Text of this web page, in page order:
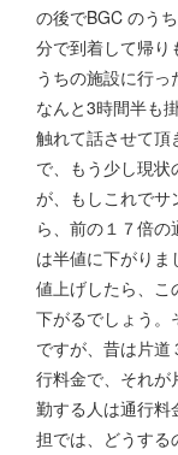
フィリピンの問題点
フィリピン経済談義
未来２１００研究所他
https://
の後でBGC のう
分で到着して帰り
うちの施設に行っ
なんと3時間半も
触れて話させて頂
で、もう少し現状
が、もしこれでサ
ら、前の１７倍
は半値に下がり
値上げしたら、こ
下がるでしょう。
ですが、昔は片道
行料金で、それが
勤する人は通行料
担では、どうする